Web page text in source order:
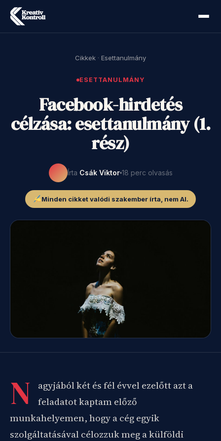
Cikkek · Esettanulmány
ESETTANULMÁNY
Facebook-hirdetés
célzása: esettanulmány (1.
rész)
Írta Csák Viktor 18 perc olvasás
Minden cikket valódi szakember írta, nem AI.
N
agyjából két és fél évvel ezelőtt azt a
feladatot kaptam előző
munkahelyemen, hogy a cég egyik
szolgáltatásával célozzuk meg a külföldi